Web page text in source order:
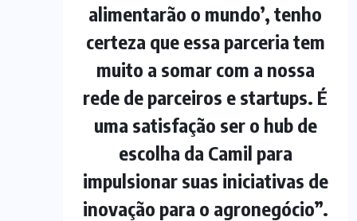
alimentarão o mundo’, tenho
certeza que essa parceria tem
muito a somar com a nossa
rede de parceiros e startups. É
uma satisfação ser o hub de
escolha da Camil para
impulsionar suas iniciativas de
inovação para o agronegócio”.